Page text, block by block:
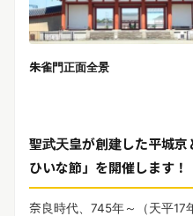
朱雀門正面全景
聖武天皇が創建した平城
ひいな節」を開催します！
奈良時代、745年～（天平17